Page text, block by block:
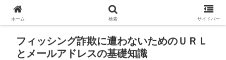
フィッシング詐欺に遭わないためのＵＲＬ
とメールアドレスの基礎知識
ホーム 検索 サイドバー